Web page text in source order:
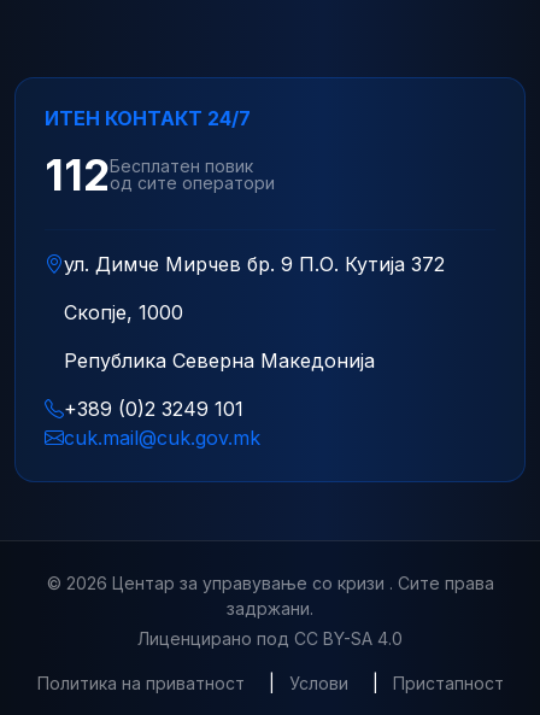
ИТЕН КОНТАКТ 24/7
112Бесплатен повик
од сите оператори
ул. Димче Мирчев бр. 9 П.О. Кутија 372
Скопје, 1000
Република Северна Македонија
+389 (0)2 3249 101
cuk.mail@cuk.gov.mk
© 2026 Центар за управување со кризи . Сите права
задржани.
Лиценцирано под CC BY-SA 4.0
Политика на приватност Услови Пристапност